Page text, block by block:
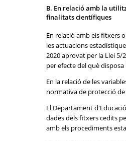
B. En relació amb la
finalitats científiques
En relació amb els fitxers
les actuacions
2020 aprovat per la Llei 5/
per efecte del què
En la relació de les
normativa de protecció de
El Departament
dades dels fitxers cedits
amb els procediments